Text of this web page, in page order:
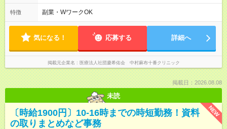
15：00 120分休憩あり） ■土 9：00～12：00 ※休憩なし ★
所定労働日数：週3日～ ※勤務時間、曜日についてお気軽にご相
特徴 副業・WワークOK
気になる！ 応募する 詳細へ
掲載元企業名 医療法人社団慶希佑会 中村麻布十番クリニック
掲載日：2026.08.08
未読
NEW
〔時給1900円〕10-16時までの時短勤務！資料
の取りまとめなど事務